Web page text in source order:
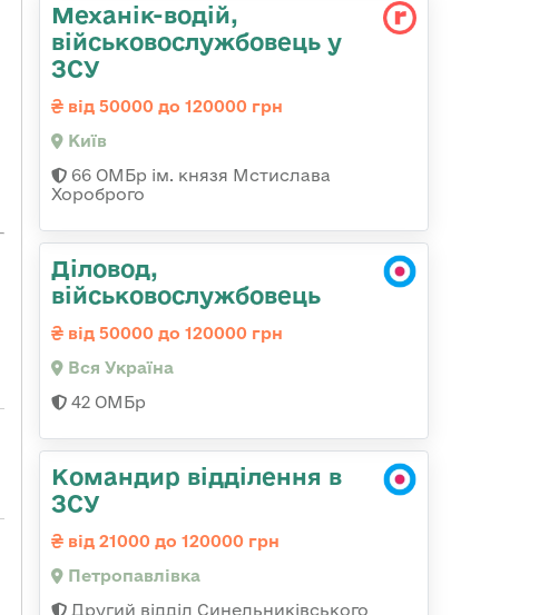
Механік-водій,
військовослужбовець у
ЗСУ
від 50000 до 120000 грн
Київ
66 ОМБр ім. князя Мстислава
Хороброго
Діловод,
військовослужбовець
від 50000 до 120000 грн
Вся Україна
42 ОМБр
Командир відділення в
ЗСУ
від 21000 до 120000 грн
Петропавлівка
Другий відділ Синельниківського